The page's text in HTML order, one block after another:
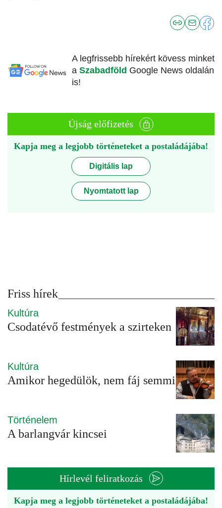
A legfrissebb hírekért kövess minket
a Szabadföld Google News oldalán
is!
Újság előfizetés
Kapja meg a legjobb történeteket a postaládájába!
Digitális lap
Nyomtatott lap
Friss hírek
Kultúra
Csodatévő festmények a szirteken
Kultúra
Amikor hegedülök, nem fáj semmi
Történelem
A barlangvár kincsei
Hírlevél feliratkozás
Kapja meg a legjobb történeteket a postaládájába!